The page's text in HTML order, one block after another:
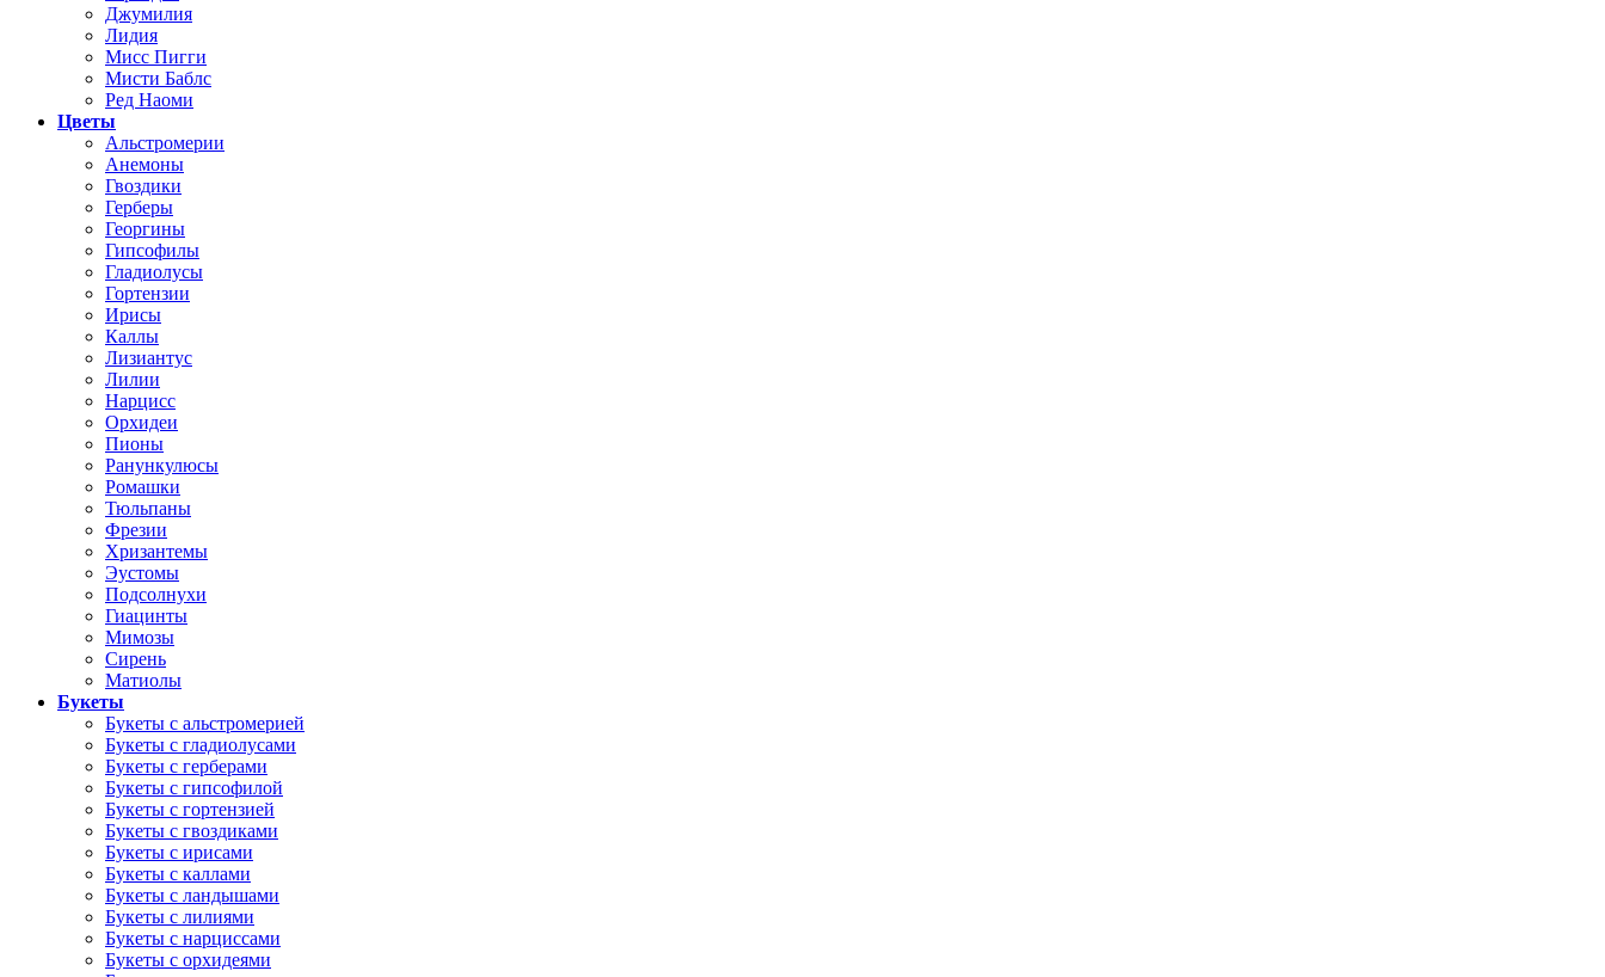
Джумилия
Лидия
Мисс Пигги
Мисти Баблс
Ред Наоми
Цветы
Альстромерии
Анемоны
Гвоздики
Герберы
Георгины
Гипсофилы
Гладиолусы
Гортензии
Ирисы
Каллы
Лизиантус
Лилии
Нарцисс
Орхидеи
Пионы
Ранункулюсы
Ромашки
Тюльпаны
Фрезии
Хризантемы
Эустомы
Подсолнухи
Гиацинты
Мимозы
Сирень
Матиолы
Букеты
Букеты с альстромерией
Букеты с гладиолусами
Букеты с герберами
Букеты с гипсофилой
Букеты с гортензией
Букеты с гвоздиками
Букеты с ирисами
Букеты с каллами
Букеты с ландышами
Букеты с лилиями
Букеты с нарциссами
Букеты с орхидеями